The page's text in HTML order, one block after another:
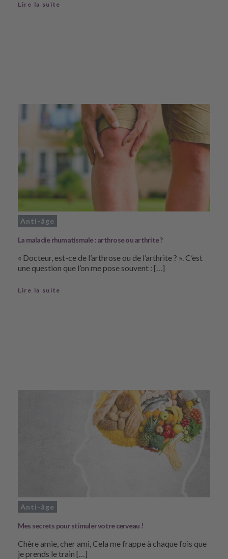
Lire la suite
Anti-âge
La maladie rhumatismale : arthrose ou arthrite ?
« Docteur, est-ce de l’arthrose ou de l’arthrite ? ». C’est
une question que l’on me pose souvent : […]
Lire la suite
Anti-âge
Mes secrets pour stimuler votre cerveau !
Chère amie, cher ami, Cela me frappe à chaque fois que
je prends le train […]